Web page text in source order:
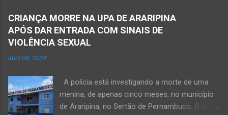
CRIANÇA MORRE NA UPA DE ARARIPINA
APÓS DAR ENTRADA COM SINAIS DE
VIOLÊNCIA SEXUAL
abril 09, 2024
A polícia está investigando a morte de uma
menina, de apenas cinco meses, no município
de Araripina, no Sertão de Pernambuco. O caso